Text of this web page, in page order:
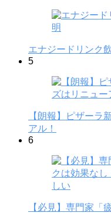
エナジードリンク
5
【朗報】ピザーラ
アル！
6
【必見】専門家「